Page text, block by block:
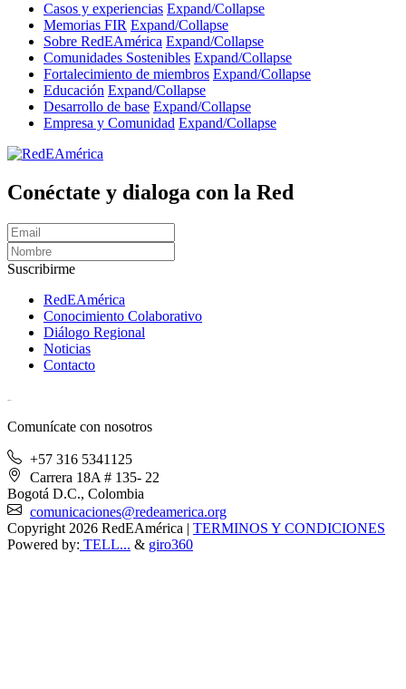
Casos y experiencias Expand/Collapse
Memorias FIR Expand/Collapse
Sobre RedEAmérica Expand/Collapse
Comunidades Sostenibles Expand/Collapse
Fortalecimiento de miembros Expand/Collapse
Educación Expand/Collapse
Desarrollo de base Expand/Collapse
Empresa y Comunidad Expand/Collapse
Conéctate y dialoga con la Red
Suscribirme
RedEAmérica
Conocimiento Colaborativo
Diálogo Regional
Noticias
Contacto
Comunícate con nosotros
+57 316 5341125
Carrera 18A # 135- 22
Bogotá D.C., Colombia
comunicaciones@redeamerica.org
Copyright 2026 RedEAmérica | TERMINOS Y CONDICIONES
Powered by: TELL... & giro360